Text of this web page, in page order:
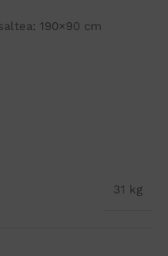
190×90 cm
31 kg